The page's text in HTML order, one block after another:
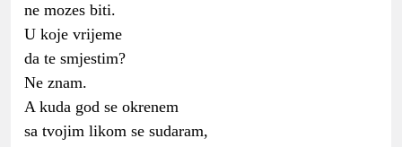
ne mozes biti.
U koje vrijeme
da te smjestim?
Ne znam.
A kuda god se okrenem
sa tvojim likom se sudaram,